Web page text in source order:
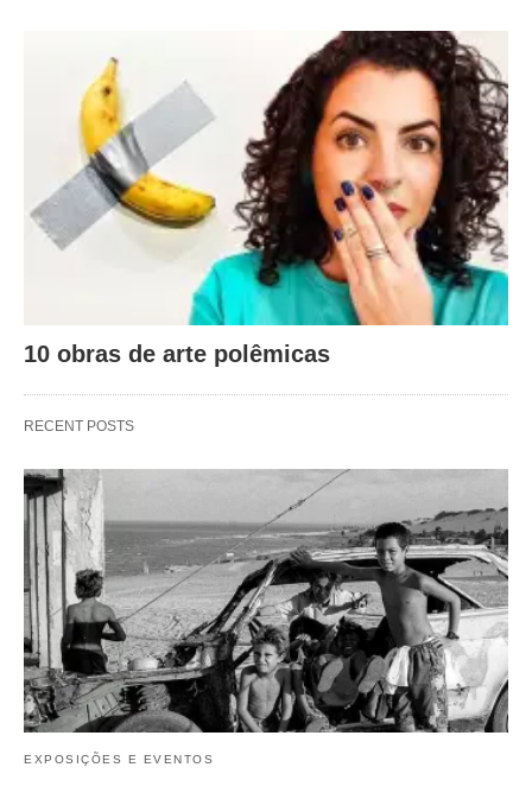
10 obras de arte polêmicas
RECENT POSTS
EXPOSIÇÕES E EVENTOS